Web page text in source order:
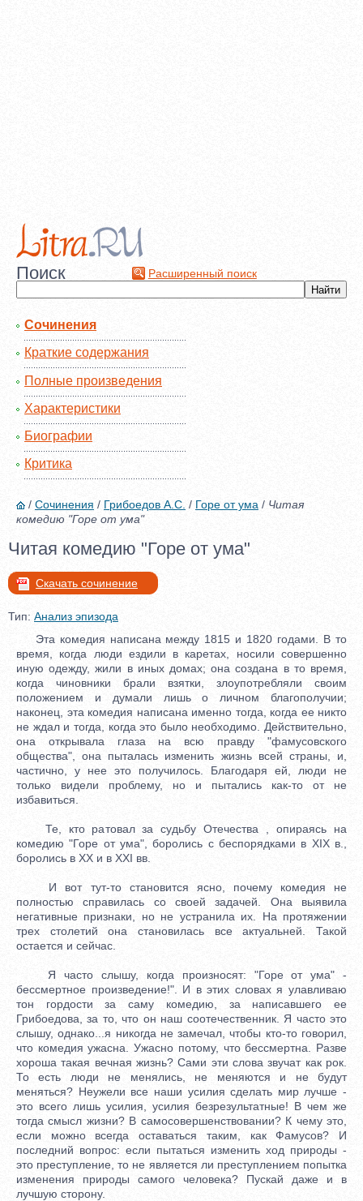
Поиск Расширенный поиск
Сочинения
Краткие содержания
Полные произведения
Характеристики
Биографии
Критика
/ Сочинения / Грибоедов А.С. / Горе от ума / Читая
комедию "Горе от ума"
Читая комедию "Горе от ума"
Скачать сочинение
Тип: Анализ эпизода
Эта комедия написана между 1815 и 1820 годами. В то
время, когда люди ездили в каретах, носили совершенно
иную одежду, жили в иных домах; она создана в то время,
когда чиновники брали взятки, злоупотребляли своим
положением и думали лишь о личном благополучии;
наконец, эта комедия написана именно тогда, когда ее никто
не ждал и тогда, когда это было необходимо. Действительно,
она открывала глаза на всю правду "фамусовского
общества", она пыталась изменить жизнь всей страны, и,
частично, у нее это получилось. Благодаря ей, люди не
только видели проблему, но и пытались как-то от не
избавиться.
Те, кто ратовал за судьбу Отечества , опираясь на
комедию "Горе от ума", боролись с беспорядками в XIX в.,
боролись в XX и в XXI вв.
И вот тут-то становится ясно, почему комедия не
полностью справилась со своей задачей. Она выявила
негативные признаки, но не устранила их. На протяжении
трех столетий она становилась все актуальней. Такой
остается и сейчас.
Я часто слышу, когда произносят: "Горе от ума" -
бессмертное произведение!". И в этих словах я улавливаю
тон гордости за саму комедию, за написавшего ее
Грибоедова, за то, что он наш соотечественник. Я часто это
слышу, однако...я никогда не замечал, чтобы кто-то говорил,
что комедия ужасна. Ужасно потому, что бессмертна. Разве
хороша такая вечная жизнь? Сами эти слова звучат как рок.
То есть люди не менялись, не меняются и не будут
меняться? Неужели все наши усилия сделать мир лучше -
это всего лишь усилия, усилия безрезультатные! В чем же
тогда смысл жизни? В самосовершенствовании? К чему это,
если можно всегда оставаться таким, как Фамусов? И
последний вопрос: если пытаться изменить ход природы -
это преступление, то не является ли преступлением попытка
изменения природы самого человека? Пускай даже и в
лучшую сторону.